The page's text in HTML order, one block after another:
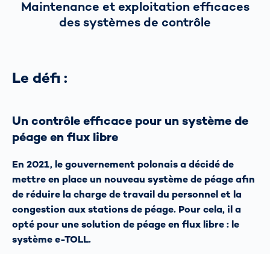
Maintenance et exploitation efficaces
des systèmes de contrôle
Le défi :
Un contrôle efficace pour un système de
péage en flux libre
En 2021, le gouvernement polonais a décidé de
mettre en place un nouveau système de péage afin
de réduire la charge de travail du personnel et la
congestion aux stations de péage. Pour cela, il a
opté pour une solution de péage en flux libre : le
système e-TOLL.